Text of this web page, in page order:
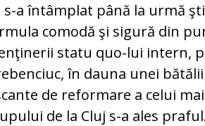
s-a întâmplat până la urmă
comodă şi sigură din
statu quo-lui intern,
în dauna unei
de reformare a celui
de la Cluj s-a ales